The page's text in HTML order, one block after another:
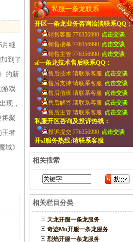
月继
到了
的新
游戏
现，
将聚
王者
域》
私服一条龙联系
开区一条龙业务咨询洽淡联系QQ：
销售客服:776356990 点击交谈
销售接单:776356990 点击交谈
销售主管:776356990 点击交谈
sf一条龙技术售后联系QQ：
售后技术:请联系客服 点击交谈
售后支持:请联系客服 点击交谈
售后值班:请联系客服 点击交谈
售后解答:请联系客服 点击交谈
售后主管:请联系客服 点击交谈
私服开区咨询及投诉热线：
投诉提交:776356990 点击交谈
开sf服务热线:请联系客服
相关搜索
相关栏目分类
天龙开服一条龙服务
奇迹Mu开服一条龙服务
烈焰开服一条龙服务